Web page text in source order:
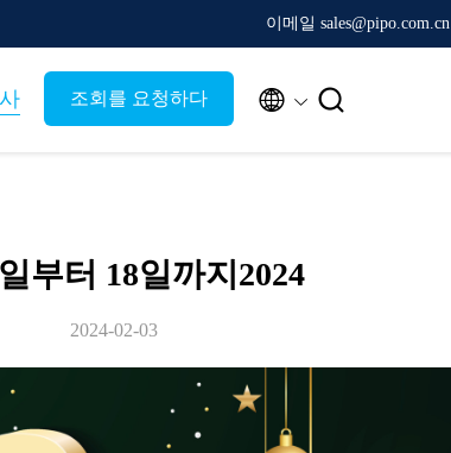
이메일 sales@pipo.com.cn
조회를 요청하다  
부터 18일까지2024
2024-02-03